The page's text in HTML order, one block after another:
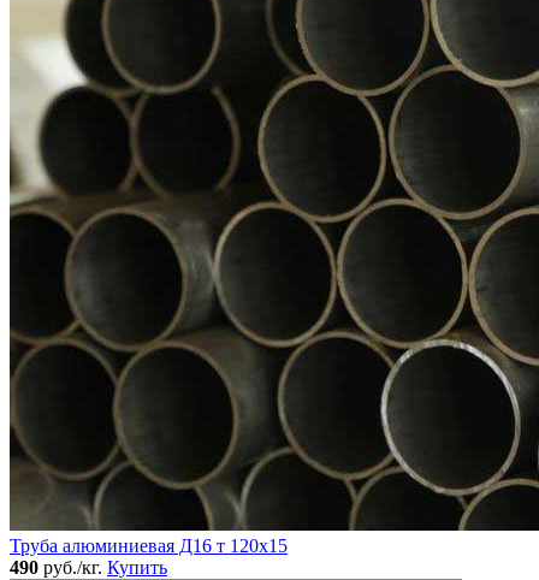
Труба алюминиевая Д16 т 120х15
490 руб./кг. Купить